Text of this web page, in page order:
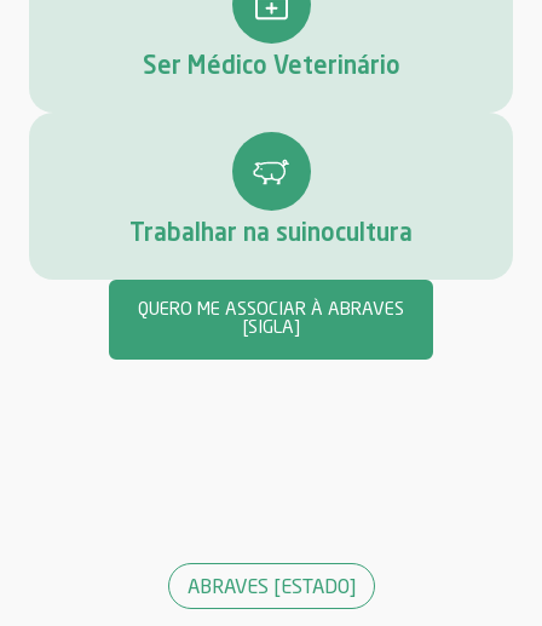
Ser Médico Veterinário
Trabalhar na suinocultura
QUERO ME ASSOCIAR À ABRAVES
[SIGLA]
ABRAVES [ESTADO]